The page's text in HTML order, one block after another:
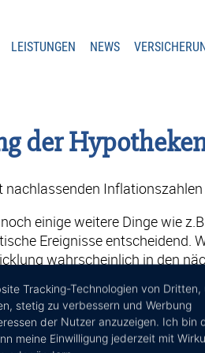
LEISTUNGEN NEWS
der
einige weitere Dinge wie
Ereignisse entscheidend.
wahrscheinlich in den
Wirtschaftskrieg
Tracking-Technologien von Dritten,
stetig zu verbessern und Werbung
der Nutzer anzuzeigen. Ich bin
meine Einwilligung jederzeit mit